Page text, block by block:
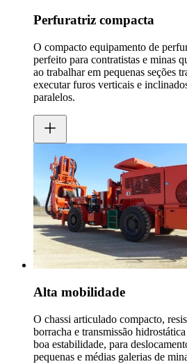
Perfuratriz compacta
O compacto equipamento de
perfeito para contratistas e minas
ao trabalhar em pequenas seções
executar furos verticais e
paralelos.
Alta mobilidade
O chassi articulado compacto,
borracha e transmissão
boa estabilidade, para
pequenas e médias galerias de